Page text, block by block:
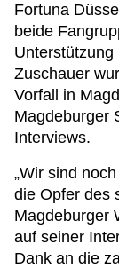
Fortuna
beide
Unterstützung
Zuschauer
Vorfall in
Magdeburger
Interviews.
„Wir sind
die Opfer des
Magdeburger
auf seiner
Dank an die